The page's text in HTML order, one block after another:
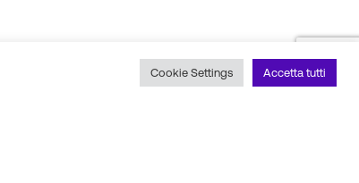
Cookie Settings Accetta tutti